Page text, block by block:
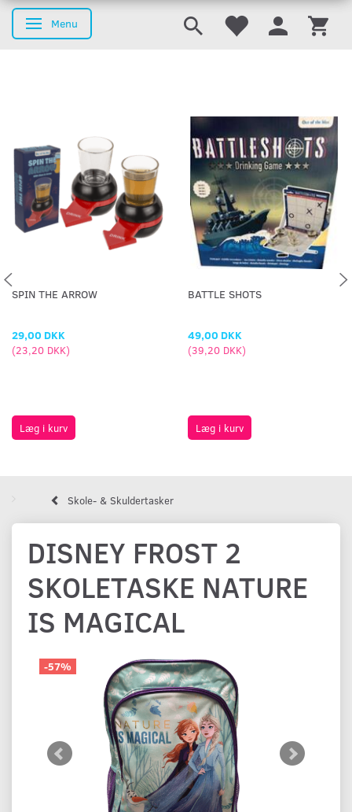
Skifte navigation
Menu
SPIN THE ARROW
29,00 DKK
(23,20 DKK)
Læg i kurv
BATTLE SHOTS
49,00 DKK
(39,20 DKK)
Læg i kurv
Skole- & Skuldertasker
DISNEY FROST 2
SKOLETASKE NATURE
IS MAGICAL
-57%